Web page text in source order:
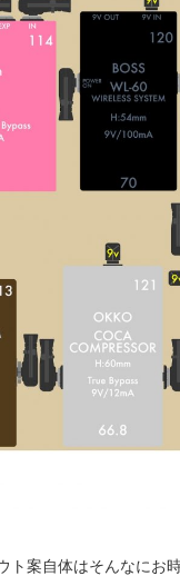
案自体はそんなにお